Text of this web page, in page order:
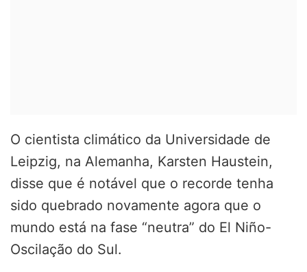
O cientista climático da Universidade de
Leipzig, na Alemanha, Karsten Haustein,
disse que é notável que o recorde tenha
sido quebrado novamente agora que o
mundo está na fase “neutra” do El Niño-
Oscilação do Sul.